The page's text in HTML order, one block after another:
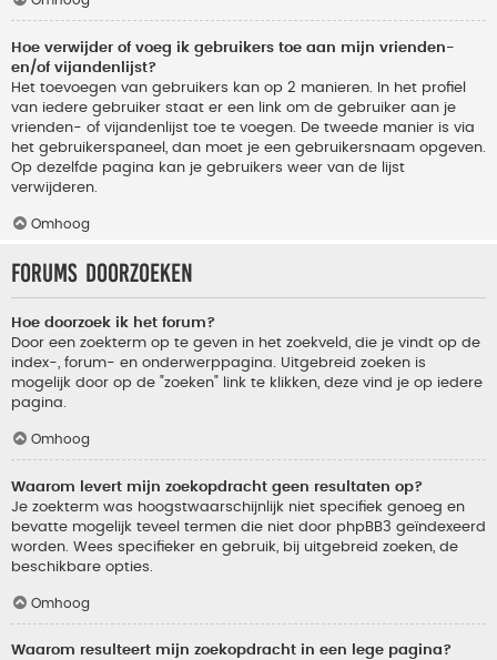
Hoe verwijder of voeg ik gebruikers toe aan mijn vrienden-
en/of vijandenlijst?
Het toevoegen van gebruikers kan op 2 manieren. In het profiel
van iedere gebruiker staat er een link om de gebruiker aan je
vrienden- of vijandenlijst toe te voegen. De tweede manier is via
het gebruikerspaneel, dan moet je een gebruikersnaam opgeven.
Op dezelfde pagina kan je gebruikers weer van de lijst
verwijderen.
Omhoog
Forums doorzoeken
Hoe doorzoek ik het forum?
Door een zoekterm op te geven in het zoekveld, die je vindt op de
index-, forum- en onderwerppagina. Uitgebreid zoeken is
mogelijk door op de "zoeken" link te klikken, deze vind je op iedere
pagina.
Omhoog
Waarom levert mijn zoekopdracht geen resultaten op?
Je zoekterm was hoogstwaarschijnlijk niet specifiek genoeg en
bevatte mogelijk teveel termen die niet door phpBB3 geïndexeerd
worden. Wees specifieker en gebruik, bij uitgebreid zoeken, de
beschikbare opties.
Omhoog
Waarom resulteert mijn zoekopdracht in een lege pagina?